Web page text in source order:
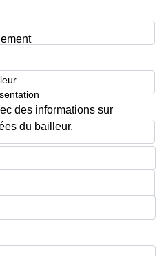
des informations sur
du bailleur.